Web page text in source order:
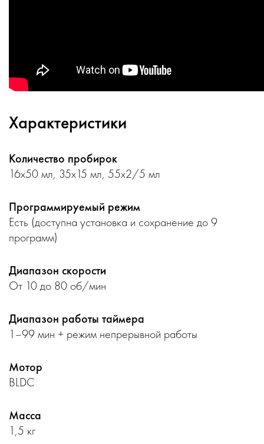
Характеристики
Количество пробирок
16х50 мл, 35х15 мл, 55х2/5 мл
Программируемый режим
Есть (доступна установка и сохранение до 9
программ)
Диапазон скорости
От 10 до 80 об/мин
Диапазон работы таймера
1–99 мин + режим непрерывной работы
Мотор
BLDC
Масса
1,5 кг